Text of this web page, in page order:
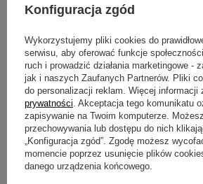
Konfiguracja zgód
Wykorzystujemy pliki cookies do
serwisu, aby oferować funkcje
ruch i prowadzić działania marketingowe -
jak i naszych Zaufanych Partnerów. Pliki
do personalizacji reklam. Więcej informacji
prywatności . Akceptacja tego komunikatu
zapisywanie na Twoim komputerze.
przechowywania lub dostępu do nich
„Konfiguracja zgód”. Zgodę możesz
momencie poprzez usunięcie plików
danego urządzenia końcowego.